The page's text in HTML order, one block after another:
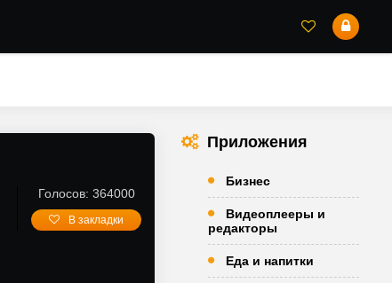
Голосов: 364000
В закладки
Приложения
Бизнес
Видеоплееры и
редакторы
Еда и напитки